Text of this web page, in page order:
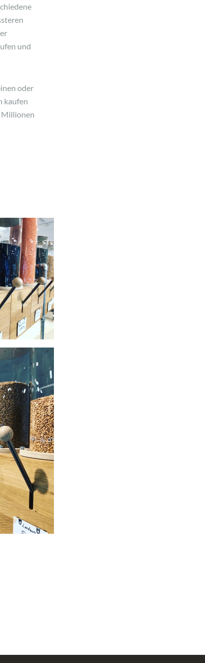
und
oder
kaufen
Millionen